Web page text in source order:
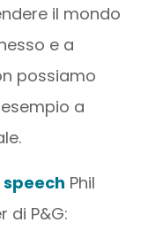
il mondo
e a
possiamo
a
Phil
di P&G: